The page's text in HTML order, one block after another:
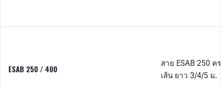
ESAB 250 / 400
สาย ESAB 250 ค
เส้น ยาว 3/4/5 ม.